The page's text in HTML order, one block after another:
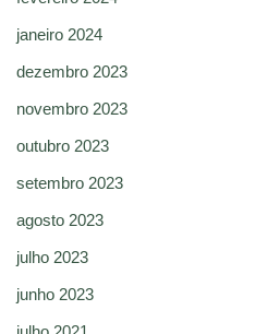
janeiro 2024
dezembro 2023
novembro 2023
outubro 2023
setembro 2023
agosto 2023
julho 2023
junho 2023